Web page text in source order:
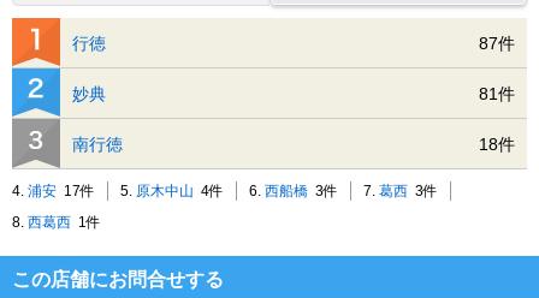
行徳 87件
妙典 81件
南行徳 18件
4. 浦安 17件 5. 原木中山 4件 6. 西船橋 3件 7. 葛西 3件
8. 西葛西 1件
この店舗にお問合せする